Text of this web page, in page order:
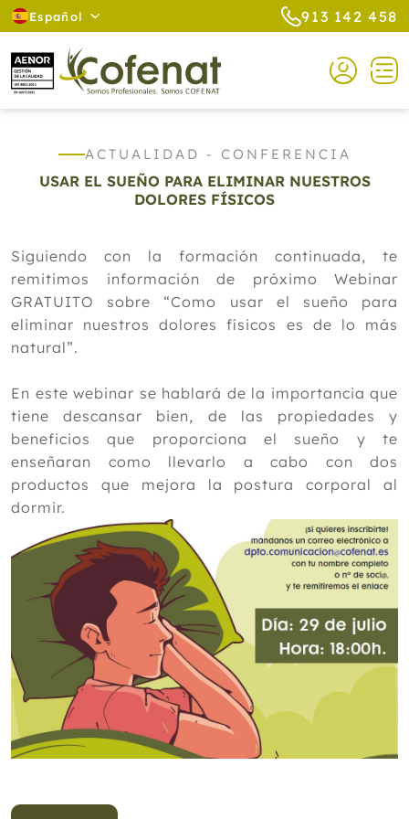
Español 913 142 458
ACTUALIDAD - CONFERENCIA
USAR EL SUEÑO PARA ELIMINAR NUESTROS
DOLORES FÍSICOS
Siguiendo con la formación continuada, te
remitimos información de próximo Webinar
GRATUITO sobre “Como usar el sueño para
eliminar nuestros dolores físicos es de lo más
natural”.
En este webinar se hablará de la importancia que
tiene descansar bien, de las propiedades y
beneficios que proporciona el sueño y te
enseñaran como llevarlo a cabo con dos
productos que mejora la postura corporal al
dormir.